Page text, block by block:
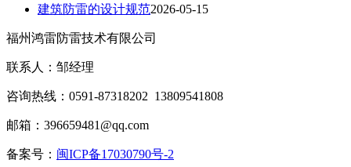
建筑防雷的设计规范2026-05-15
福州鸿雷防雷技术有限公司
联系人：邹经理
咨询热线：0591-87318202 13809541808
邮箱：396659481@qq.com
备案号： 闽ICP备17030790号-2